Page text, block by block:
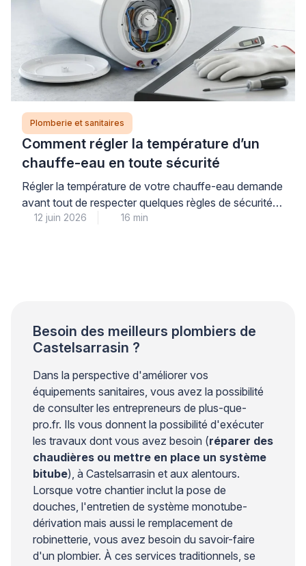
Plomberie et sanitaires
Comment régler la température d’un
chauffe-eau en toute sécurité
Régler la température de votre chauffe-eau demande
avant tout de respecter quelques règles de sécurité
simples, à commencer par la coupure systématique
12 juin 2026 16 min
Besoin des meilleurs plombiers de
Castelsarrasin ?
Dans la perspective d'améliorer vos
équipements sanitaires, vous avez la possibilité
de consulter les entrepreneurs de plus-que-
pro.fr. Ils vous donnent la possibilité d'exécuter
les travaux dont vous avez besoin (réparer des
chaudières ou mettre en place un système
bitube), à Castelsarrasin et aux alentours.
Lorsque votre chantier inclut la pose de
douches, l'entretien de système monotube-
dérivation mais aussi le remplacement de
robinetterie, vous avez besoin du savoir-faire
d'un plombier. À ces services traditionnels, se